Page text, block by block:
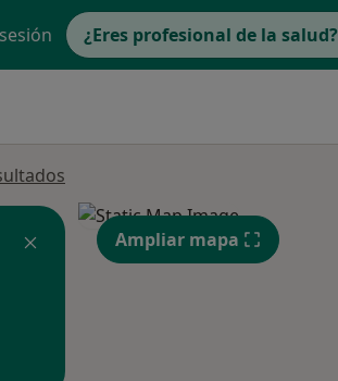
¿Eres profesional de la salud?
Ampliar mapa